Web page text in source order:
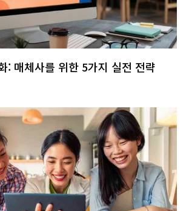
: 매체사를 위한 5가지 실전 전략